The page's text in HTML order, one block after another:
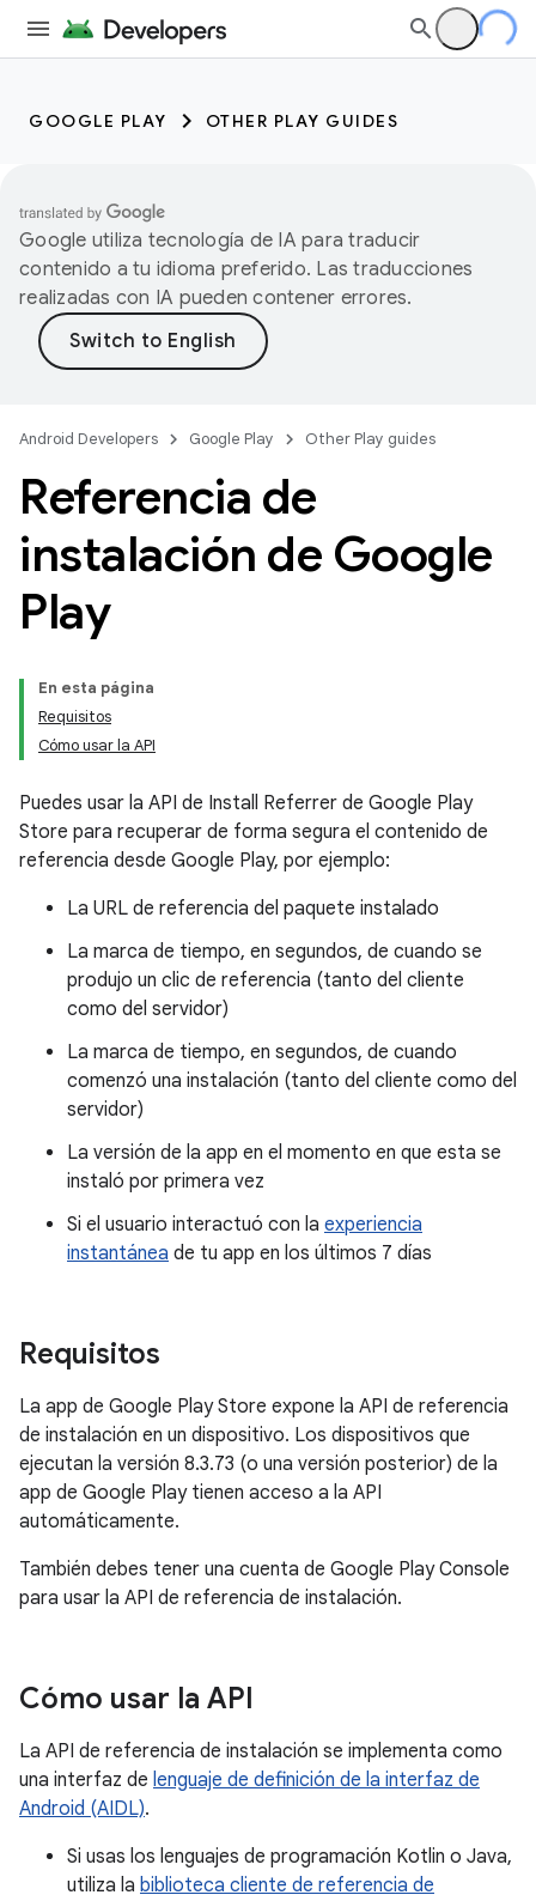
GOOGLE PLAY OTHER PLAY GUIDES
Google utiliza tecnología de IA para traducir
contenido a tu idioma preferido. Las traducciones
realizadas con IA pueden contener errores.
Android Developers Google Play Other Play guides
Referencia de
instalación de Google
Play
En esta página
Requisitos
Cómo usar la API
Puedes usar la API de Install Referrer de Google Play
Store para recuperar de forma segura el contenido de
referencia desde Google Play, por ejemplo:
La URL de referencia del paquete instalado
La marca de tiempo, en segundos, de cuando se
produjo un clic de referencia (tanto del cliente
como del servidor)
La marca de tiempo, en segundos, de cuando
comenzó una instalación (tanto del cliente como del
servidor)
La versión de la app en el momento en que esta se
instaló por primera vez
Si el usuario interactuó con la experiencia
instantánea de tu app en los últimos 7 días
Requisitos
La app de Google Play Store expone la API de referencia
de instalación en un dispositivo. Los dispositivos que
ejecutan la versión 8.3.73 (o una versión posterior) de la
app de Google Play tienen acceso a la API
automáticamente.
También debes tener una cuenta de Google Play Console
para usar la API de referencia de instalación.
Cómo usar la API
La API de referencia de instalación se implementa como
una interfaz de lenguaje de definición de la interfaz de
Android (AIDL).
Si usas los lenguajes de programación Kotlin o Java,
utiliza la biblioteca cliente de referencia de